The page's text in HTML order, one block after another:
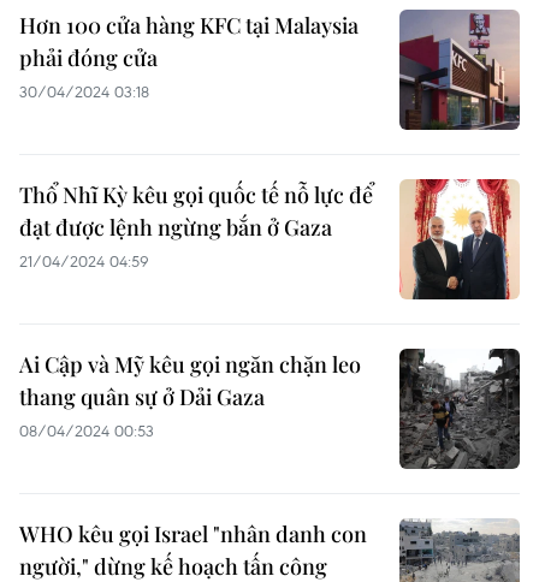
Hơn 100 cửa hàng KFC tại Malaysia
phải đóng cửa
30/04/2024 03:18
Thổ Nhĩ Kỳ kêu gọi quốc tế nỗ lực để
đạt được lệnh ngừng bắn ở Gaza
21/04/2024 04:59
Ai Cập và Mỹ kêu gọi ngăn chặn leo
thang quân sự ở Dải Gaza
08/04/2024 00:53
WHO kêu gọi Israel "nhân danh con
người," dừng kế hoạch tấn công